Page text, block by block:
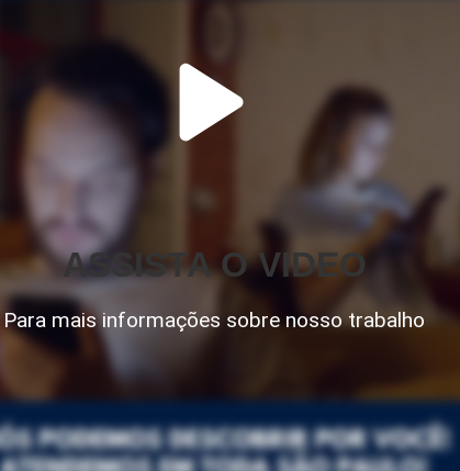
ASSISTA O VIDEO
Para mais informações sobre nosso trabalho